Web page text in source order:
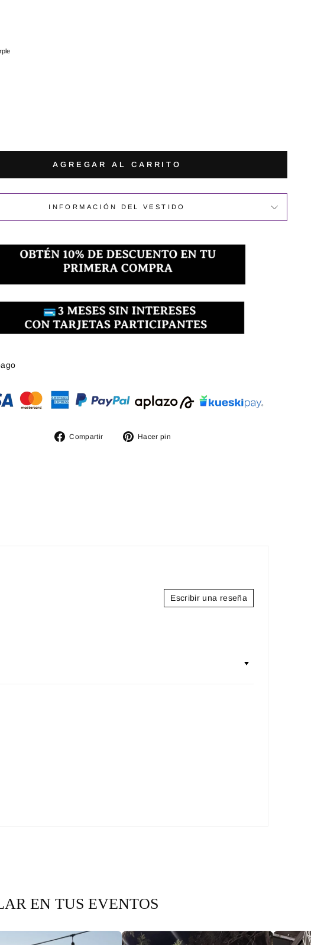
AGREGAR AL CARRITO
INFORMACIÓN DEL VESTIDO
Compartir
CompartirHacer pin
Escribir una reseña
EN TUS EVENTOS